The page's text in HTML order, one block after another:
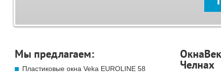
Мы предлагаем:
Пластиковые окна Veka EUROLINE 58
Челнах